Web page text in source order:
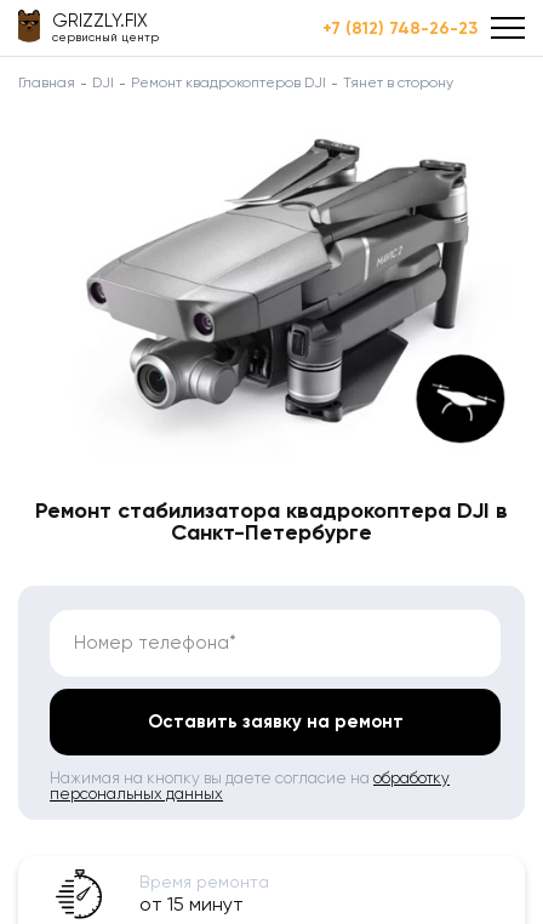
GRIZZLY.FIX
сервисный центр +7 (812) 748-26-23
Главная DJI Ремонт квадрокоптеров DJI Тянет в сторону
Ремонт стабилизатора квадрокоптера DJI в
Санкт-Петербурге
Номер телефона*
Оставить заявку на ремонт
Нажимая на кнопку вы даете согласие на обработку
персональных данных
Время ремонта
от 15 минут